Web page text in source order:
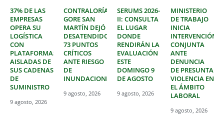
37% DE LAS
EMPRESAS
OPERA SU
LOGÍSTICA
CON
PLATAFORMAS
AISLADAS DE
SUS CADENAS
DE
SUMINISTRO
9 agosto, 2026
CONTRALORÍA:
GORE SAN
MARTÍN DEJÓ
DESATENDIDOS
73 PUNTOS
CRÍTICOS
ANTE RIESGO
DE
INUNDACIONES
9 agosto, 2026
SERUMS 2026-
II: CONSULTA
EL LUGAR
DONDE
RENDIRÁN LA
EVALUACIÓN
ESTE
DOMINGO 9
DE AGOSTO
9 agosto, 2026
MINISTERIO
DE TRABAJO
INICIA
INTERVENCIÓN
CONJUNTA
ANTE
DENUNCIA
DE PRESUNTA
VIOLENCIA EN
EL ÁMBITO
LABORAL
9 agosto, 2026